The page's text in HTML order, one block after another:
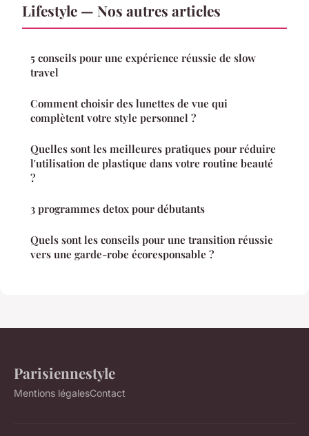
Lifestyle — Nos autres articles
5 conseils pour une expérience réussie de slow
travel
Comment choisir des lunettes de vue qui
complètent votre style personnel ?
Quelles sont les meilleures pratiques pour réduire
l'utilisation de plastique dans votre routine beauté
?
3 programmes detox pour débutants
Quels sont les conseils pour une transition réussie
vers une garde-robe écoresponsable ?
Parisiennestyle
Mentions légalesContact